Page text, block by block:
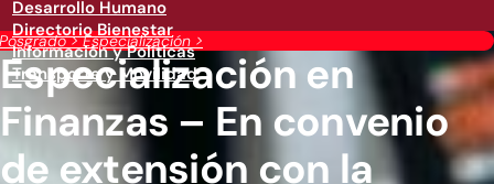
Desarrollo Humano
Directorio Bienestar
Información y Políticas
Transporte y Movilidad
Posgrado>Especialización >
Especialización en
Finanzas – En convenio
de extensión con la